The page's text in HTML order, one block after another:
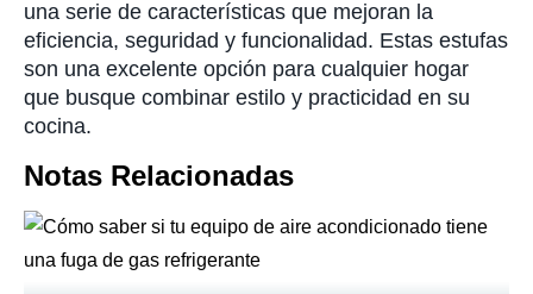
una serie de características que mejoran la
eficiencia, seguridad y funcionalidad. Estas estufas
son una excelente opción para cualquier hogar
que busque combinar estilo y practicidad en su
cocina.
Notas Relacionadas